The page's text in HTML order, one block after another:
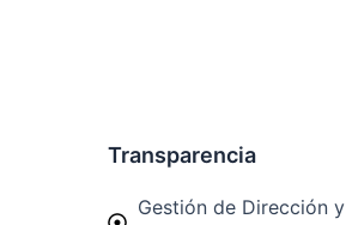
Transparencia
Gestión de Dirección y